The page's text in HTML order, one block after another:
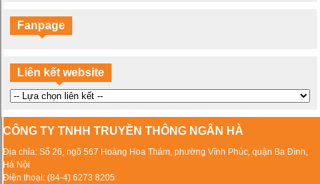
Fanpage
Liên kết website
CÔNG TY TNHH TRUYỀN THÔNG NGÂN HÀ
Địa chỉa: Số 26, ngõ 567 Hoàng Hoa Thám, phường Vĩnh Phúc, quận Ba Đình,
Hà Nội
Điện thoại: (84-4) 6273 8205